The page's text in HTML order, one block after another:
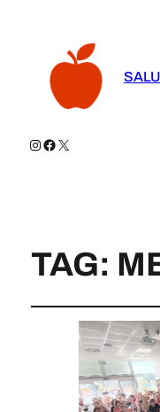
Instagram
Facebook
X
TAG: